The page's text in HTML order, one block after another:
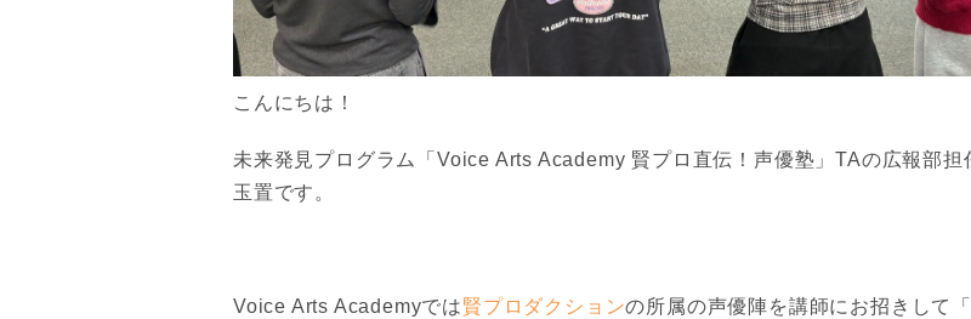
こんにちは！
未来発見プログラム 「Voice Arts Academy 賢プロ直伝！声優塾」TAの広報部担
玉置です。
Voice Arts Academyでは賢プロダクションの所属の声優陣を講師にお招きして